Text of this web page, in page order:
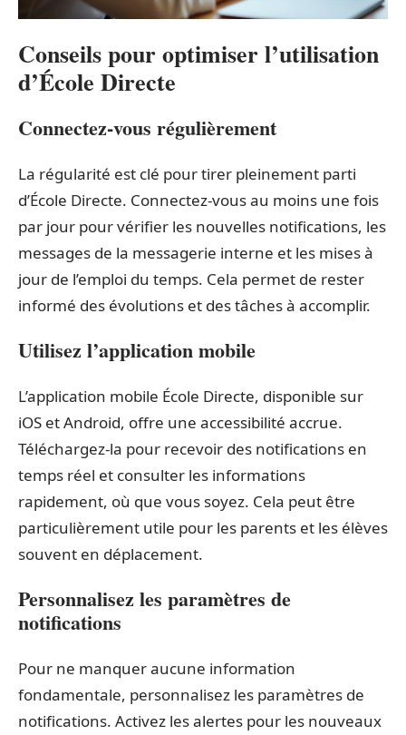
Conseils pour optimiser l’utilisation
d’École Directe
Connectez-vous régulièrement
La régularité est clé pour tirer pleinement parti
d’École Directe. Connectez-vous au moins une fois
par jour pour vérifier les nouvelles notifications, les
messages de la messagerie interne et les mises à
jour de l’emploi du temps. Cela permet de rester
informé des évolutions et des tâches à accomplir.
Utilisez l’application mobile
L’application mobile École Directe, disponible sur
iOS et Android, offre une accessibilité accrue.
Téléchargez-la pour recevoir des notifications en
temps réel et consulter les informations
rapidement, où que vous soyez. Cela peut être
particulièrement utile pour les parents et les élèves
souvent en déplacement.
Personnalisez les paramètres de
notifications
Pour ne manquer aucune information
fondamentale, personnalisez les paramètres de
notifications. Activez les alertes pour les nouveaux